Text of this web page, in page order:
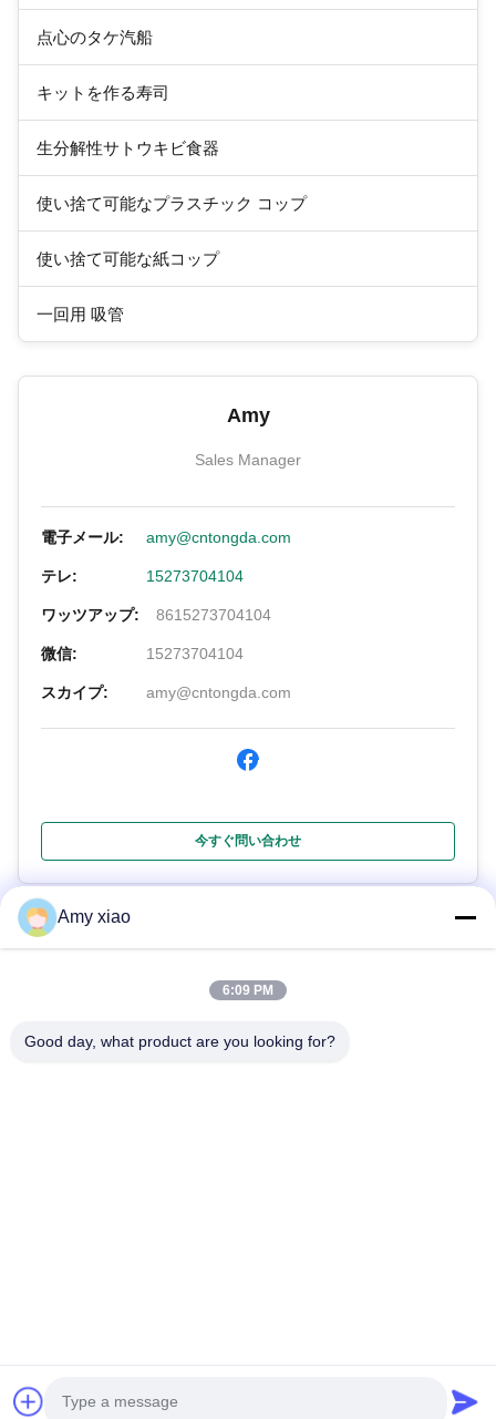
点心のタケ汽船
キットを作る寿司
生分解性サトウキビ食器
使い捨て可能なプラスチック コップ
使い捨て可能な紙コップ
一回用 吸管
Amy
Sales Manager
電子メール: amy@cntongda.com
テレ: 15273704104
ワッツアップ: 8615273704104
微信: 15273704104
スカイプ: amy@cntongda.com
今すぐ問い合わせ
TECHNOLOGY CO.,LTD. 無断複写・転載を禁じます。
Amy xiao
6:09 PM
Good day, what product are you looking for?